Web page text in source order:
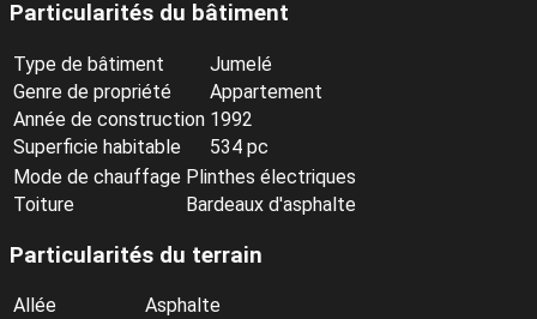
Particularités du bâtiment
Type de bâtiment
Jumelé
Genre de propriété
Appartement
Année de construction 1992
Superficie habitable
534 pc
Mode de chauffage Plinthes électriques
Toiture
Bardeaux d'asphalte
Particularités du terrain
Allée
Asphalte